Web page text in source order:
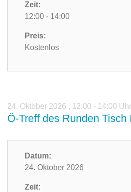
Zeit:
12:00 - 14:00
Preis:
Kostenlos
24. Oktober 2026 , 12:00 - 14:00 Uhr
Ö-Treff des Runden Tisch
Datum:
24. Oktober 2026
Zeit: